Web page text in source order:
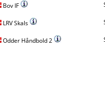
Bov IF
LRV Skals
Odder Håndbold 2